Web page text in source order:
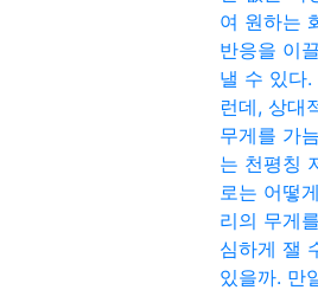
여 원하는
반응을 이
낼 수 있다.
런데, 상대
무게를 가
는 천평칭
로는 어떻
리의 무게
심하게 잴
있을까. 만